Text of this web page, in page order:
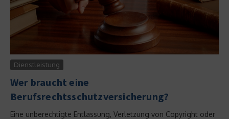
Dienstleistung
Wer braucht eine
Berufsrechtsschutzversicherung?
Eine unberechtigte Entlassung, Verletzung von Copyright oder